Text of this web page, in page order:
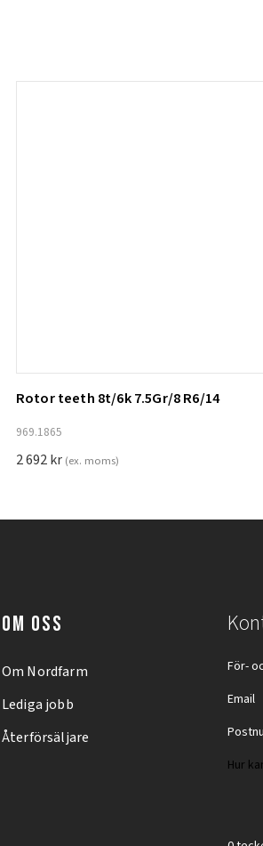
Lägg till i varukorg
Rotor teeth 8t/6k 7.5Gr/8 R6/14
969.1865
2 692kr (ex. moms)
OM OSS
Om Nordfarm
Lediga jobb
Återförsäljare